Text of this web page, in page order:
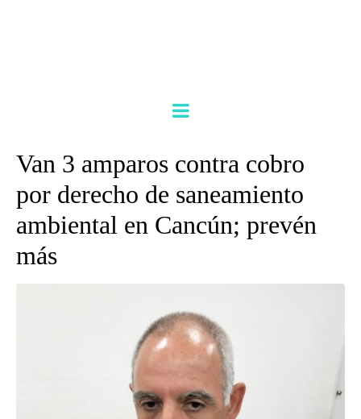
Van 3 amparos contra cobro
por derecho de saneamiento
ambiental en Cancún; prevén
más